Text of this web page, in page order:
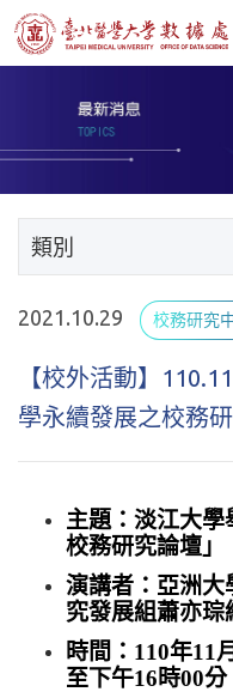
類別
2021.10.29 校務研究
【校外活動】
學永續發展之校務研
主題：淡江大學
校務研究論壇」
演講者：亞洲大
究發展組蕭亦琮
時間：110年11
至下午16時00分